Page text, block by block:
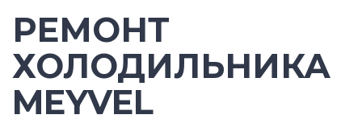
РЕМОНТ
ХОЛОДИЛЬНИКА
MEYVEL